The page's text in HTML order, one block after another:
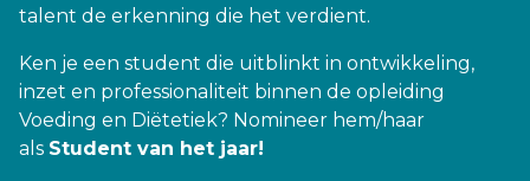
talent de erkenning die het verdient.
Ken je een student die uitblinkt in ontwikkeling,
inzet en professionaliteit binnen de opleiding
Voeding en Diëtetiek? Nomineer hem/haar
als Student van het jaar!